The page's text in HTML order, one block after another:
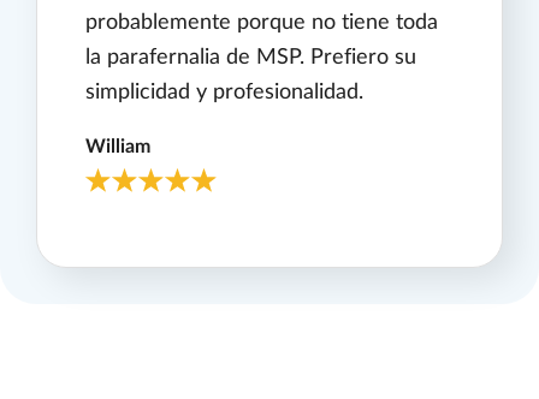
probablemente porque no tiene toda
la parafernalia de MSP. Prefiero su
simplicidad y profesionalidad.
William